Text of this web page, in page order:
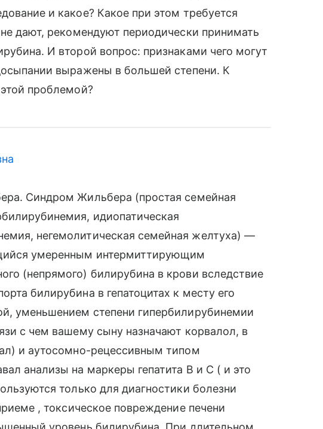
и какое? Какое при этом требуется
дают, рекомендуют периодически принимать
И второй вопрос: признаками чего могут
выражены в большей степени. К
проблемой?
Синдром Жильбера (простая семейная
идиопатическая
негемолитическая семейная желтуха) —
умеренным интермиттирующим
(непрямого) билирубина в крови вследствие
билирубина в гепатоцитах к месту его
уменьшением степени гипербилирубинемии
с чем вашему сыну назначают корвалол, в
и аутосомно-рецессивным типом
анализы на маркеры гепатита В и С ( и это
только для диагностики болезни
, токсическое повреждение печени